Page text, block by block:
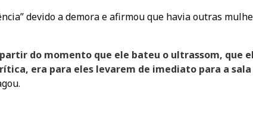
devido a demora e afirmou que havia outras
do momento que ele bateu o ultrassom, que
era para eles levarem de imediato para a sala